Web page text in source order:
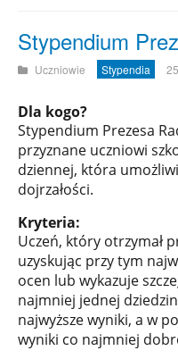
Stypendium
Uczniowie Stypendia
Dla kogo?
Stypendium Prezesa
przyznane uczniowi
dziennej, która
dojrzałości.
Kryteria:
Uczeń, który otrzymał
uzyskując przy tym
ocen lub wykazuje
najmniej jednej
najwyższe wyniki, a w
wyniki co najmniej